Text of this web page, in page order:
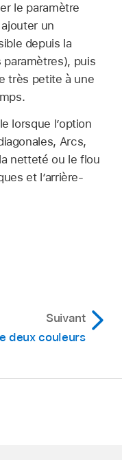
le paramètre
un
depuis la
puis
très petite à une
lorsque l’option
Arcs,
netteté ou le flou
et lʼarrière-
Suivant
deux couleurs